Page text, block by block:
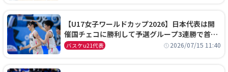
【U17女子ワールドカップ2026】日本代表は開
催国チェコに勝利して予選グループ3連勝で首位
通過！準々決勝の相手はエジプトに決定
バスケu21代表 2026/07/15 11:40